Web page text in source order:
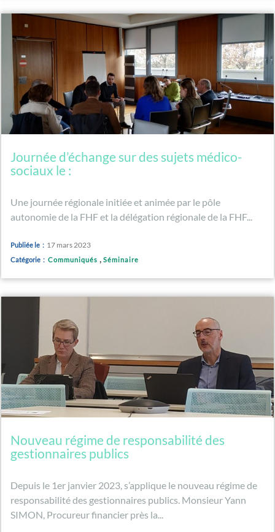
Journée d’échange sur des sujets médico-
sociaux le :
Une journée régionale initiée et animée par le pôle
autonomie de la FHF et la délégation régionale de la FHF...
Publiée le : 17 mars 2023
Catégorie : Communiqués ,Séminaire
Nouveau régime de responsabilité des
gestionnaires publics
Depuis le 1er janvier 2023, s’applique le nouveau régime de
responsabilité des gestionnaires publics. Monsieur Yann
SIMON, Procureur financier près la...